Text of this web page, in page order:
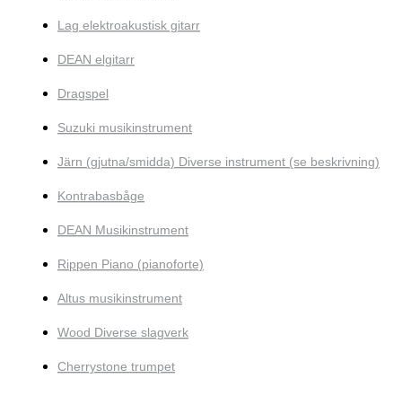
Lag elektroakustisk gitarr
DEAN elgitarr
Dragspel
Suzuki musikinstrument
Järn (gjutna/smidda) Diverse instrument (se beskrivning)
Kontrabasbåge
DEAN Musikinstrument
Rippen Piano (pianoforte)
Altus musikinstrument
Wood Diverse slagverk
Cherrystone trumpet